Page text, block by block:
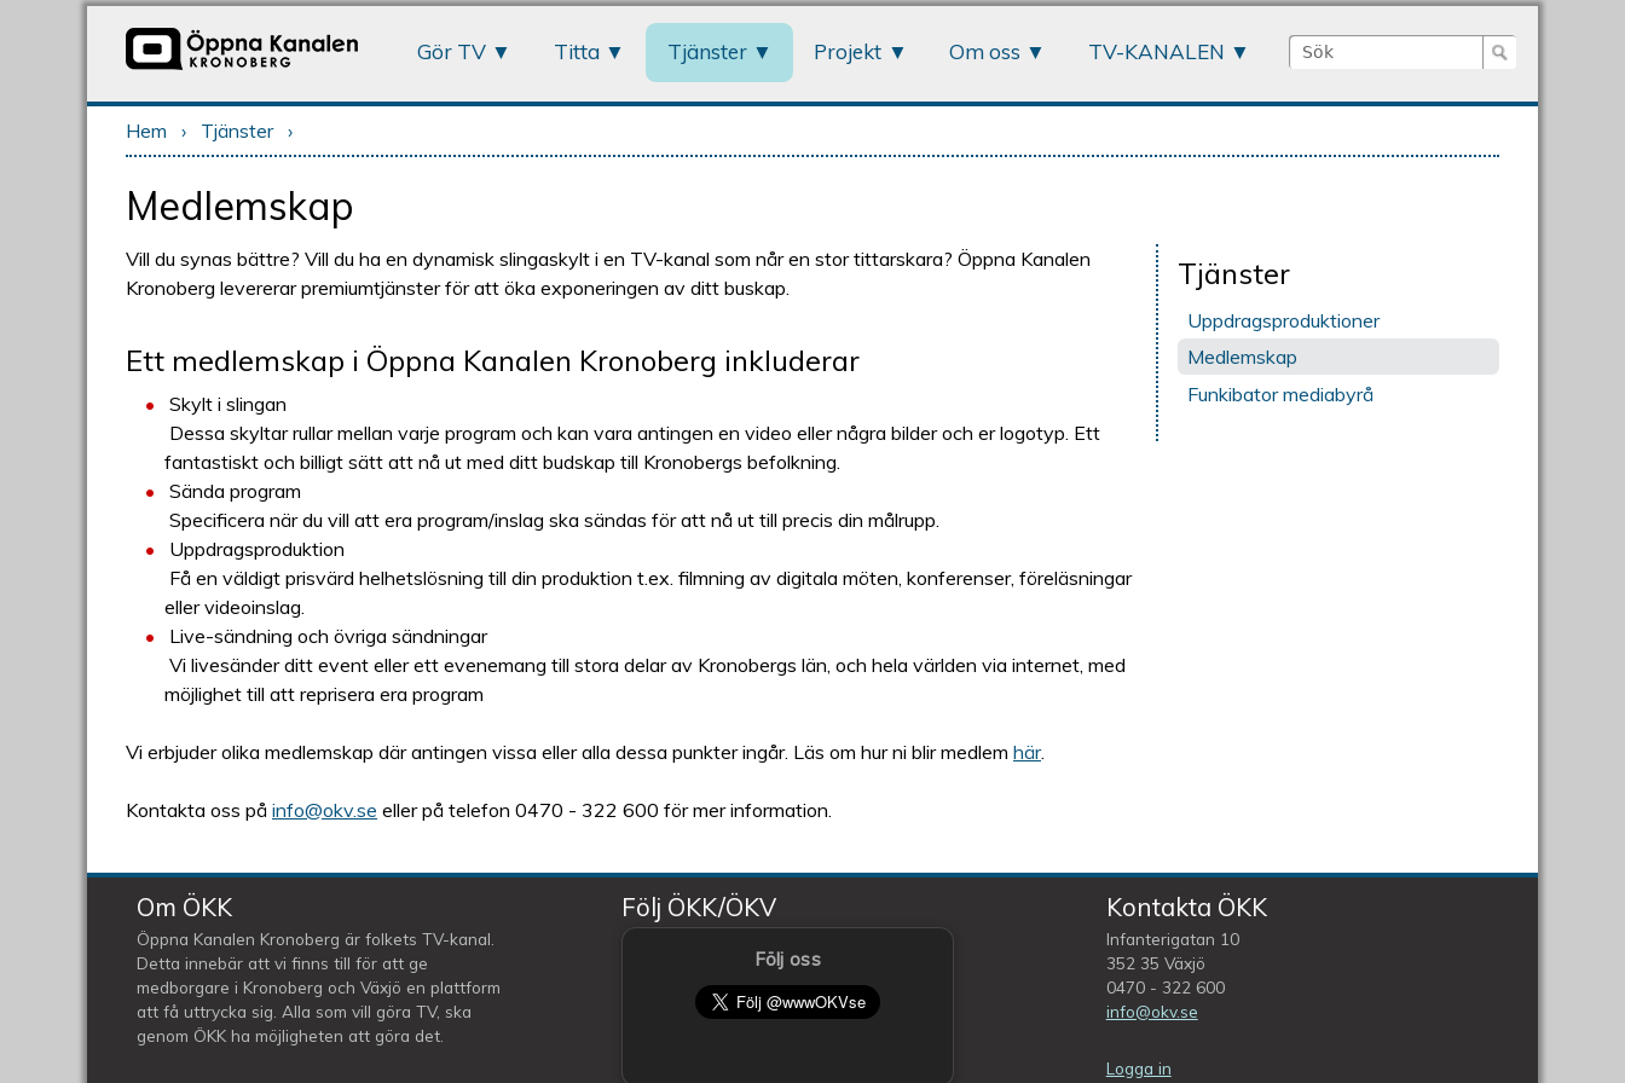
Jump to navigation
Sökformulär
Sök
Gör TV Titta Tjänster Projekt Om oss TV-KANALEN
Du är här
Hem › Tjänster ›
Medlemskap
Vill du synas bättre? Vill du ha en dynamisk slingaskylt i en TV-kanal som når en stor tittarskara? Öppna Kanalen
Kronoberg levererar premiumtjänster för att öka exponeringen av ditt buskap.
Ett medlemskap i Öppna Kanalen Kronoberg inkluderar
Skylt i slingan
Dessa skyltar rullar mellan varje program och kan vara antingen en video eller några bilder och er logotyp. Ett
fantastiskt och billigt sätt att nå ut med ditt budskap till Kronobergs befolkning.
Sända program
Specificera när du vill att era program/inslag ska sändas för att nå ut till precis din målrupp.
Uppdragsproduktion
Få en väldigt prisvärd helhetslösning till din produktion t.ex. filmning av digitala möten, konferenser, föreläsningar
eller videoinslag.
Live-sändning och övriga sändningar
Vi livesänder ditt event eller ett evenemang till stora delar av Kronobergs län, och hela världen via internet, med
möjlighet till att reprisera era program
Vi erbjuder olika medlemskap där antingen vissa eller alla dessa punkter ingår. Läs om hur ni blir medlem här.
Kontakta oss på info@okv.se eller på telefon 0470 - 322 600 för mer information.
Tjänster
Uppdragsproduktioner
Medlemskap
Funkibator mediabyrå
Om ÖKK
Öppna Kanalen Kronoberg är folkets TV-kanal.
Detta innebär att vi finns till för att ge
medborgare i Kronoberg och Växjö en plattform
att få uttrycka sig. Alla som vill göra TV, ska
genom ÖKK ha möjligheten att göra det.
Följ ÖKK/ÖKV
Följ oss
Kontakta ÖKK
Infanterigatan 10
352 35 Växjö
0470 - 322 600
info@okv.se
Logga in